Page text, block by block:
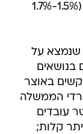
תוספת שכר של כ-0.5% בשנה בלבד (1.5%-1.7%
שנמצא על
בנושאים
באוצר
הממשלה
עובדים
קלות;